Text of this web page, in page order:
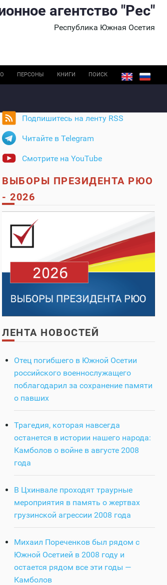
агентство "Рес"
Республика Южная Осетия
ПЕРСОНЫ КНИГИ ПОИСК
Подпишитесь на ленту RSS
Читайте в Telegram
Смотрите на YouTube
ВЫБОРЫ ПРЕЗИДЕНТА РЮО
- 2026
ЛЕНТА НОВОСТЕЙ
Отец погибшего в Южной Осетии
российского военнослужащего
поблагодарил за сохранение памяти
о павших
Трагедия, которая навсегда
останется в истории нашего народа:
Камболов о войне в августе 2008
года
В Цхинвале проходят траурные
мероприятия в память о жертвах
грузинской агрессии 2008 года
Михаил Пореченков был рядом с
Южной Осетией в 2008 году и
остается рядом все эти годы —
Камболов